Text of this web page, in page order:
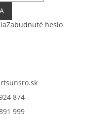
Zabudnuté heslo
874
999